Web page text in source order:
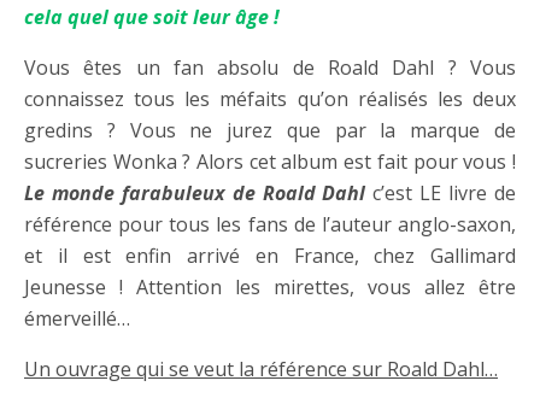
cela quel que soit leur âge !
Vous êtes un fan absolu de Roald Dahl ? Vous
connaissez tous les méfaits qu’on réalisés les deux
gredins ? Vous ne jurez que par la marque de
sucreries Wonka ? Alors cet album est fait pour vous !
Le monde farabuleux de Roald Dahl c’est LE livre de
référence pour tous les fans de l’auteur anglo-saxon,
et il est enfin arrivé en France, chez Gallimard
Jeunesse ! Attention les mirettes, vous allez être
émerveillé…
Un ouvrage qui se veut la référence sur Roald Dahl…